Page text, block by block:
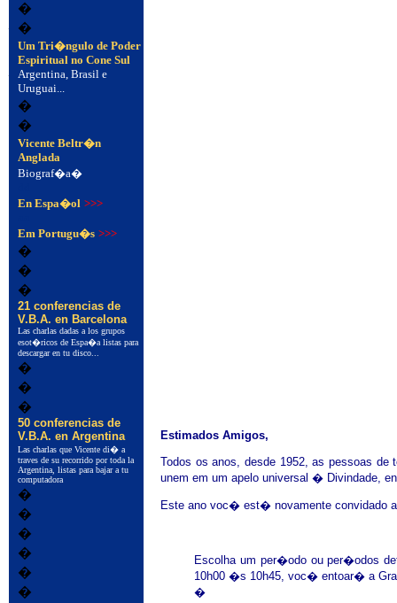
Estimados Amigos,
Todos os anos, desde 1952, as pessoas
unem em um apelo universal � Divindade,
Este ano voc� est� novamente convidado
Escolha um per�odo ou per�odos
10h00 �s 10h45, voc� entoar� a
�
�
�
�
�
Um Tri�ngulo de Poder
Espiritual no Cone Sul
Argentina, Brasil e
Uruguai...
�
�
Vicente Beltr�n
Anglada
Biograf�a�
En Espa�ol >>>
Em Portugu�s >>>
�
�
�
21 conferencias de
V.B.A. en Barcelona
Las charlas dadas a los grupos
esot�ricos de Espa�a listas para
descargar en tu disco...
�
�
�
50 conferencias de
V.B.A. en Argentina
Las charlas que Vicente di� a
traves de su recorrido por toda la
Argentina, listas para bajar a tu
computadora
�
�
�
�
�
�